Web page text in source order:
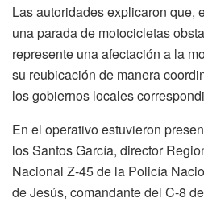
Las autoridades explicaron que,
una parada de motocicletas
represente una afectación a la
su reubicación de manera
los gobiernos locales
En el operativo estuvieron
los Santos García, director
Nacional Z-45 de la Policía
de Jesús, comandante del C-8